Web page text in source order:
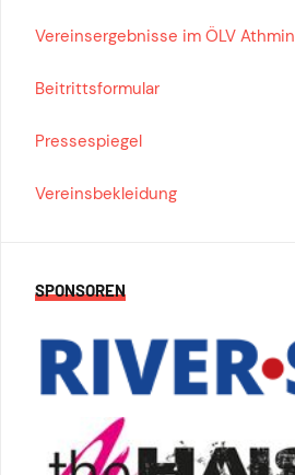
Vereinsergebnisse im ÖLV Athmin
Beitrittsformular
Pressespiegel
Vereinsbekleidung
SPONSOREN